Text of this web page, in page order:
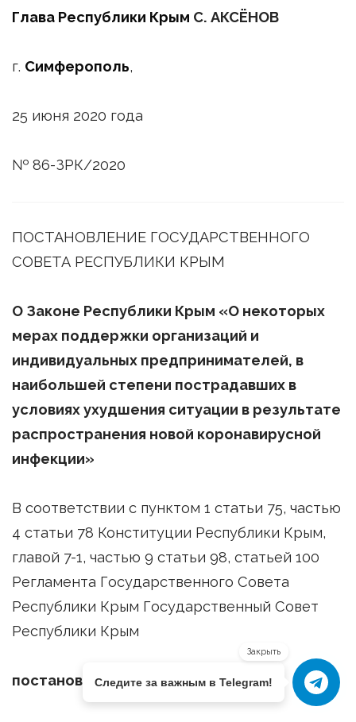
Глава Республики Крым С. АКСЁНОВ
г. Симферополь,
25 июня 2020 года
№ 86-ЗРК/2020
ПОСТАНОВЛЕНИЕ ГОСУДАРСТВЕННОГО
СОВЕТА РЕСПУБЛИКИ КРЫМ
О Законе Республики Крым «О некоторых
мерах поддержки организаций и
индивидуальных предпринимателей, в
наибольшей степени пострадавших в
условиях ухудшения ситуации в результате
распространения новой коронавирусной
инфекции»
В соответствии с пунктом 1 статьи 75, частью
4 статьи 78 Конституции Республики Крым,
главой 7-1, частью 9 статьи 98, статьей 100
Регламента Государственного Совета
Республики Крым Государственный Совет
Республики Крым
постановляет:
Закрыть
Следите за важным в Telegram!